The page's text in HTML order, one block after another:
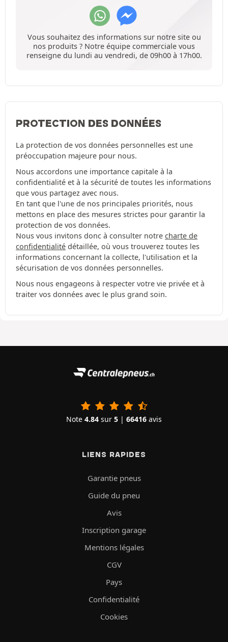
Vous souhaitez des informations sur notre site ou
nos produits ? Notre équipe commerciale vous
renseigne du lundi au vendredi, de 09h00 à 17h00.
PROTECTION DES DONNÉES
La protection de vos données personnelles est une
préoccupation majeure pour nous.
Nous accordons une importance capitale à la
confidentialité et à la sécurité de toutes les informations
que vous partagez avec nous.
En tant que l'une de nos principales priorités, nous
mettons en place des mesures strictes pour garantir la
protection de vos données.
Nous vous invitons donc à consulter notre charte de
confidentialité détaillée, où vous trouverez toutes les
informations concernant la collecte, l'utilisation et la
sécurisation de vos données personnelles.
Nous nous engageons à respecter votre vie privée et à
traiter vos données avec le plus grand soin.
Note 4.84 sur 5 | 66416 avis
LIENS RAPIDES
Garantie pneus
Guide du pneu
Avis
Inscription garage
Mentions légales
CGV
Pays
Confidentialité
Cookies